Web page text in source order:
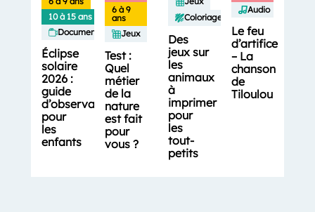
10 à 15 ans
Documentaires
Éclipse
solaire
2026 :
guide
d’observation
pour
les
enfants
6 à 9
ans
Jeux
Test :
Quel
métier
de la
nature
est fait
pour
vous ?
Coloriages
Des
jeux sur
les
animaux
à
imprimer
pour
les
tout-
petits
Audio
Le feu
d’artifice
– La
chanson
de
Tiloulou